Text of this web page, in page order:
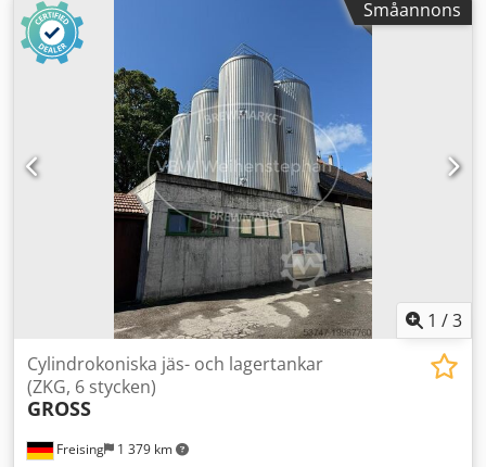
säkerhetsventil – vakuumventil 12 tankar, även tillgängliga
individuellt eller i delmängd. Maskintillägg:
Utomhustankar för lagring av vätskor; Tillverkningsår:
1988–1991 Kapacitet: 96 450 l Arbetstryck: 2 bar Längd: ca
12 400 mm Bredd: ca 3 950 mm Höjd: ca 3 950 mm
Material: rostfritt stål 1.4301 Placering: stående
Dksdpfxsvcqnlo Aqqor Grundkonstruktion: kort stående
mantel Utrustning: 12 tankar; Kylning: 1 x konuskylning, 3 x
mantelkylning; svängbar konus; isolering;
rengöringsluftsarmatur med säkerhetsventil;
vakuumventil; temperaturmätning Vikt: 6 220 kg
Småannons
1 /3
Freising 1 379 km
Cylindrokoniska jäs- och lagertankar
(ZKG, 6 stycken)
GROSS